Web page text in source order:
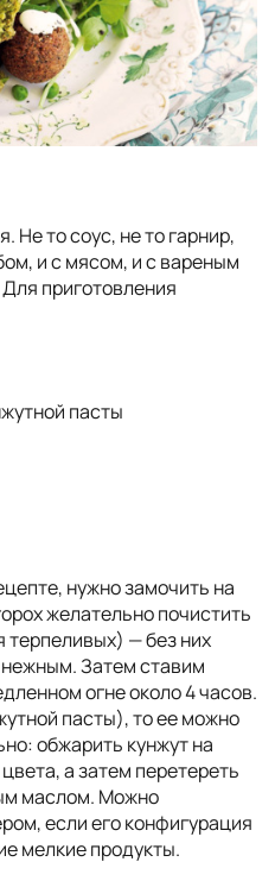
Не то соус, не то гарнир,
и с мясом, и с вареным
приготовления
пасты
нужно замочить на
желательно почистить
терпеливых) — без них
Затем ставим
огне около 4 часов.
пасты), то ее можно
обжарить кунжут на
а затем перетереть
маслом. Можно
если его конфигурация
мелкие продукты.